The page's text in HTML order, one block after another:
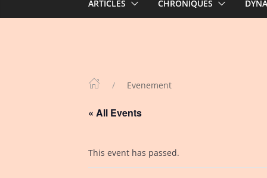
ARTICLES CHRONIQUES
Evenement
« All Events
This event has passed.